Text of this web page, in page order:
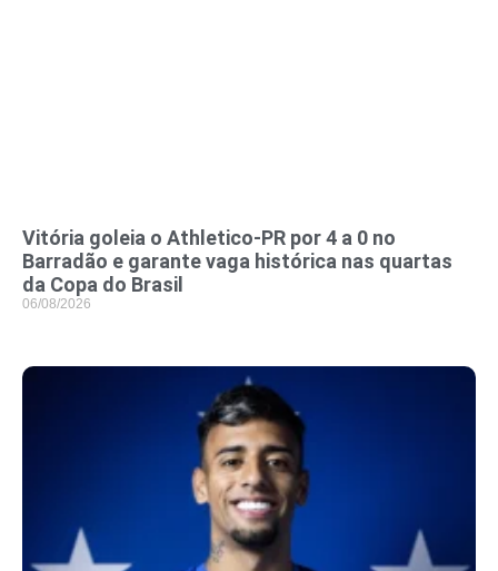
Vitória goleia o Athletico-PR por 4 a 0 no
Barradão e garante vaga histórica nas quartas
da Copa do Brasil
06/08/2026